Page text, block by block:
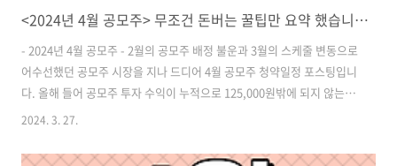
<2024년 4월 공모주> 무조건 돈버는 꿀팁만 요약 했습니다!
- 2024년 4월 공모주 - 2월의 공모주 배정 불운과 3월의 스케줄 변동으로
어수선했던 공모주 시장을 지나 드디어 4월 공모주 청약일정 포스팅입니
다. 올해 들어 공모주 투자 수익이 누적으로 125,000원밖에 되지 않는 부
진을 겪고 있는데요. 4월에는 반전의 모습을 보여줄 수 있을까요? ​ ​ 2024
에는 제일엠앤에스, 민테크, 코칩, 이노그리드 총 4 종목이 있습니다. 이
2024. 3. 27.